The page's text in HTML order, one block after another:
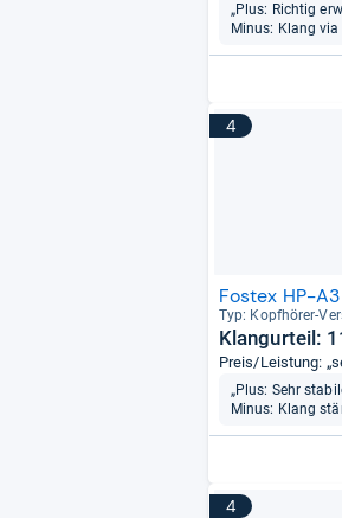
„Plus: Richtig
Minus: Klang
4
Fostex HP-A3
Typ: Kopf­hö­rer-​
Klangurteil:
Preis/Leistung:
„Plus: Sehr
Minus: Klang
4